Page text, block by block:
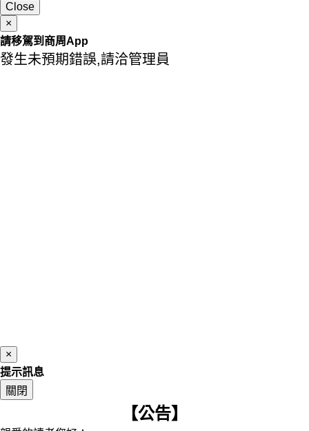
Close
×
請移駕到商周App
發生未預期錯誤,請洽管理員
×
提示訊息
關閉
【公告】